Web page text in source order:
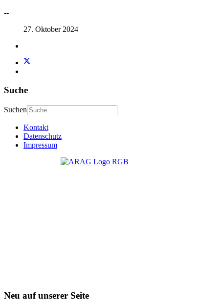
--
27. Oktober 2024
Suche
Suchen
Kontakt
Datenschutz
Impressum
Neu auf unserer Seite